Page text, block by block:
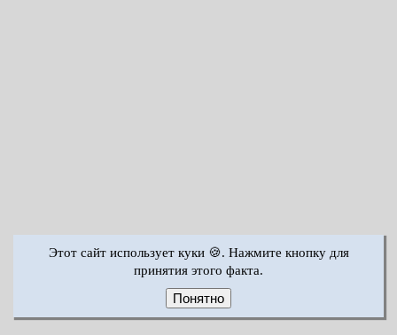
Этот сайт использует куки 🍪. Нажмите кнопку для
принятия этого факта.
Понятно